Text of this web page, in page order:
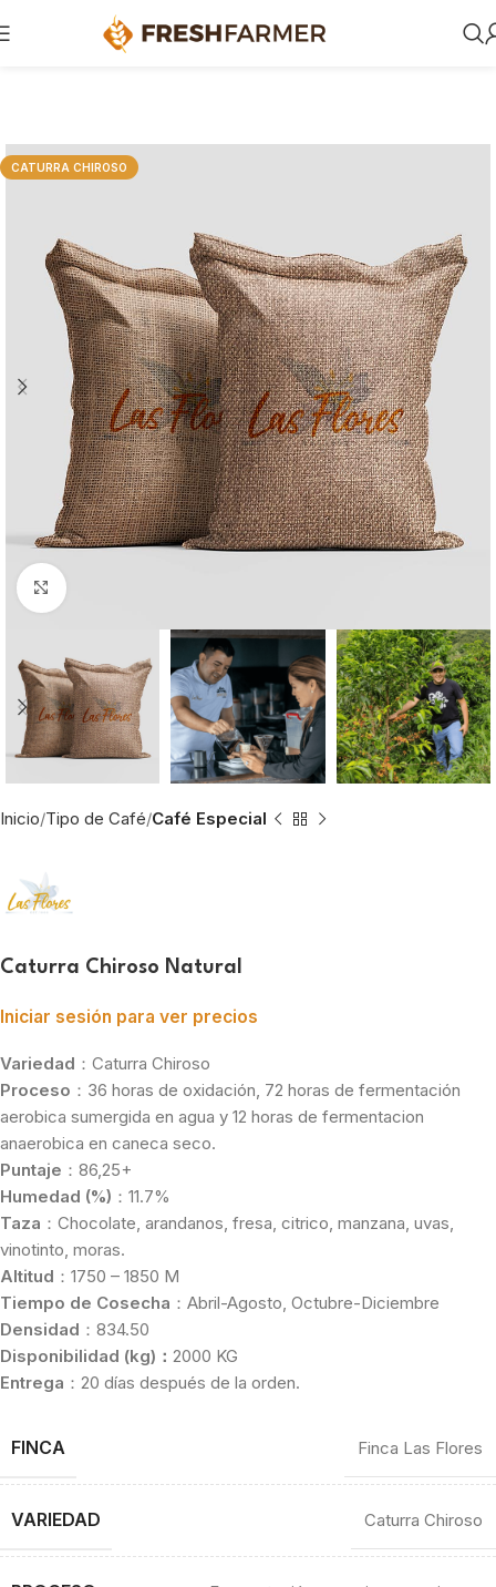
CATURRA CHIROSO
Click to enlarge
Inicio Tipo de Café Café Especial
Caturra Chiroso Natural
Iniciar sesión para ver precios
Variedad ：Caturra Chiroso
Proceso ：36 horas de oxidación, 72 horas de fermentación
aerobica sumergida en agua y 12 horas de fermentacion
anaerobica en caneca seco.
Puntaje ：86,25+
Humedad (%) ：11.7%
Taza ：Chocolate, arandanos, fresa, citrico, manzana, uvas,
vinotinto, moras.
Altitud ：1750 – 1850 M
Tiempo de Cosecha ：Abril-Agosto, Octubre-Diciembre
Densidad ：834.50
Disponibilidad (kg)： 2000 KG
Entrega ：20 días después de la orden.
FINCA Finca Las Flores
VARIEDAD Caturra Chiroso